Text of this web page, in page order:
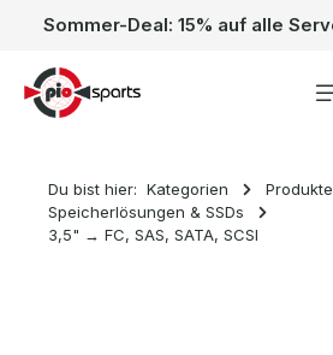
Zum Hauptinhalt springen
Du bist hier: Kategorien
Produkte
Speicherlösungen & SSDs
3,5" → FC, SAS, SATA, SCSI